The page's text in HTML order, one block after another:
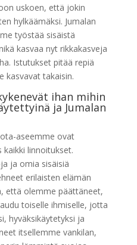
uskoen, että jokin
hylkäämäksi. Jumalan
työstää sisäistä
kasvaa nyt rikkakasveja
Istutukset pitää repiä
kasvavat takaisin.
ihan mihin
ja Jumalan
aseemme ovat
linnoitukset.
ja omia sisäisiä
erilaisten elämän
että olemme päättäneet,
toiselle ihmiselle, jotta
hyväksikäytetyksi ja
itsellemme vankilan,